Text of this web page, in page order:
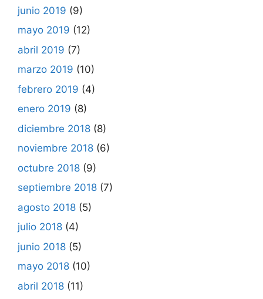
junio 2019 (9)
mayo 2019 (12)
abril 2019 (7)
marzo 2019 (10)
febrero 2019 (4)
enero 2019 (8)
diciembre 2018 (8)
noviembre 2018 (6)
octubre 2018 (9)
septiembre 2018 (7)
agosto 2018 (5)
julio 2018 (4)
junio 2018 (5)
mayo 2018 (10)
abril 2018 (11)